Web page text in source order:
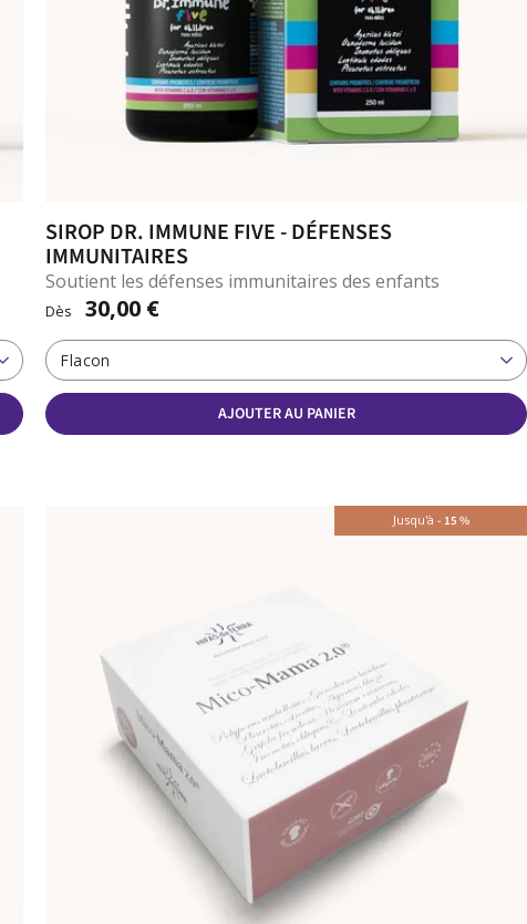
SIROP DR. IMMUNE FIVE - DÉFENSES
IMMUNITAIRES
Soutient les défenses immunitaires des enfants
Dès 30,00 €
Flacon
AJOUTER AU PANIER
Jusqu'à - 15 %